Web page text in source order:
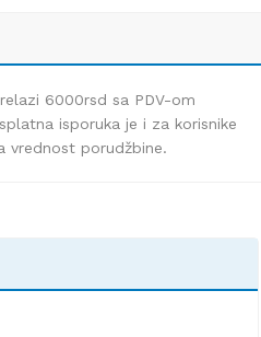
6000rsd sa PDV-om
isporuka je i za korisnike
vrednost porudžbine.